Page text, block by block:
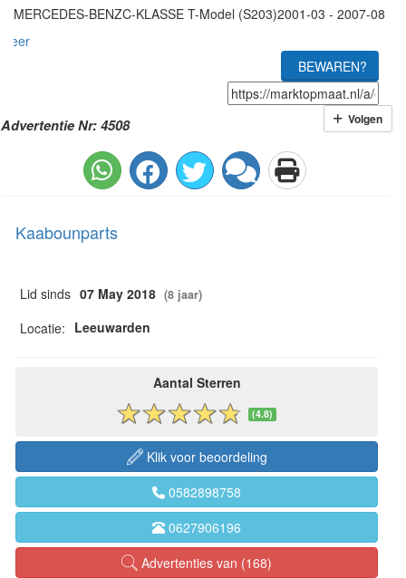
MERCEDES-BENZC-KLASSE T-Model (S203)2001-03 - 2007-08
meer
BEWAREN?
Advertentie Nr: 4508 Volgen
Kaabounparts
Lid sinds 07 May 2018 (8 jaar)
Locatie: Leeuwarden
Aantal Sterren
(4.8)
Klik voor beoordeling
0582898758
0627906196
Advertenties van (168)